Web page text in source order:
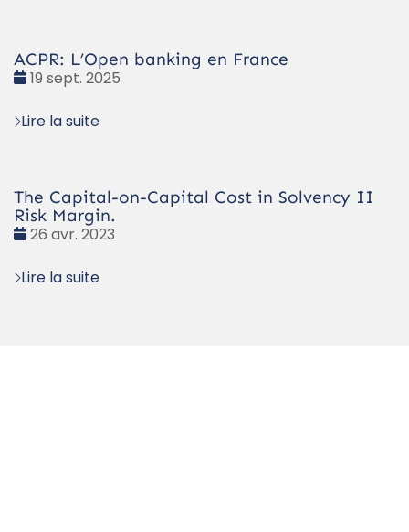
ACPR: L’Open banking en France
Date
19 sept. 2025
Lire la suite
The Capital-on-Capital Cost in Solvency II
Risk Margin.
Date
26 avr. 2023
Lire la suite